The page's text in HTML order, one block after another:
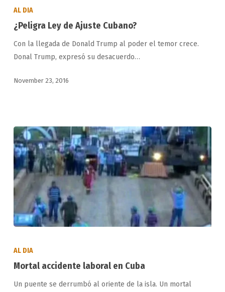
Ley
Ajuste
Cubano?
AL DIA
¿Peligra Ley de Ajuste Cubano?
Con la llegada de Donald Trump al poder el temor crece.
Donal Trump, expresó su desacuerdo…
November 23, 2016
en
Cuba
AL DIA
Mortal accidente laboral en Cuba
Un puente se derrumbó al oriente de la isla. Un mortal